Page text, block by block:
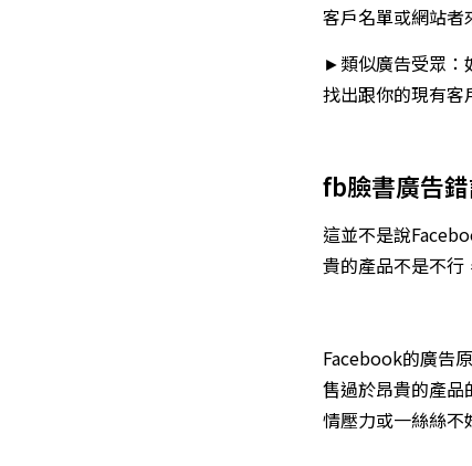
客戶名單或網站者
►類似廣告受眾：
找出跟你的現有客
fb臉書廣告
這並不是說
貴的產品不是不行
Facebook的廣告
售過於昂貴的產品
情壓力或一絲絲不